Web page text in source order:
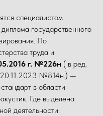
специалистом
государственного
По
труда и
г. №226н ( в ред.
20.11.2023 №814н.) —
в области
Где выделена
деятельности: